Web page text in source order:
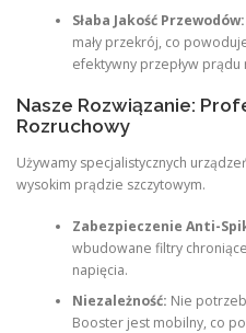
Słaba Jakość Przewodów:
mały przekrój, co
efektywny przepływ
Nasze Rozwiązanie:
Rozruchowy
Używamy specjalistycznych
wysokim prądzie szczytowym.
Zabezpieczenie Anti-
wbudowane filtry
napięcia.
Niezależność: Nie
Booster jest mobilny, co